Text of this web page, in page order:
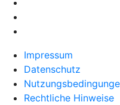
Impressum
Datenschutz
Rechtliche Hinweise